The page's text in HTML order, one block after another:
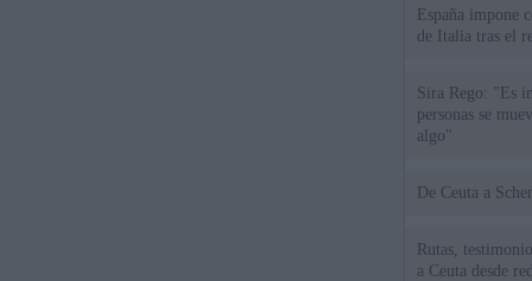
España impone
de Italia tras el
Sira Rego: "Es
personas se
algo"
De
Rutas,
a Ceuta desde